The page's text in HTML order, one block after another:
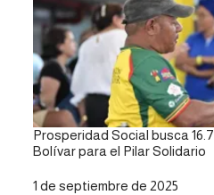
Prosperidad Social busca
Bolívar para el Pilar Solidario
Fecha
1 de septiembre de 2025